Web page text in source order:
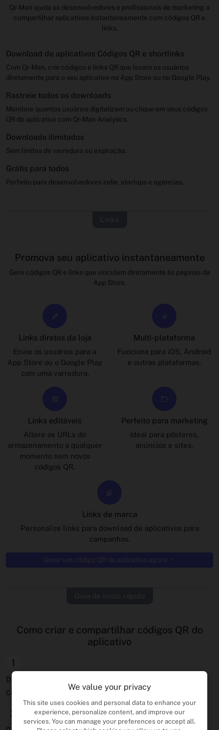
Qr-Man ajuda os desenvolvedores e profissionais de marketing a
compartilhar aplicativos instantaneamente com códigos QR e
links.
Download de aplicativos Códigos QR e shortlinks
Com Qr-Man, crie códigos e links QR que levam os usuários
diretamente para o seu aplicativo na App Store ou no Google Play.
Rastreie todos os downloads
Monitore quantos usuários digitalizam ou clique em seus códigos
QR do aplicativo com Qr-Man Analytics.
Downloads ilimitados
Sem limites de varredura ou expiração.
Grátis para todos
Perfeito para desenvolvedores indie, startups e agências.
Promova seu aplicativo instantaneamente
Gere códigos QR e links que vinculem diretamente às páginas da
App Store.
Links diretos da loja
Envie os usuários para a
App Store ou o Google Play
com uma varredura.
Multi-plataforma
Funciona para iOS, Android
e outras plataformas.
Links editáveis
Altere os URLs do
armazenamento a qualquer
momento sem novos
códigos QR.
Perfeito para marketing
Ideal para pôsteres,
anúncios e sites.
Links de marca
Personalize links para download de aplicativos para
campanhas.
Gerar um código QR do aplicativo agora
Como criar e compartilhar códigos QR do
aplicativo
1
Digite URL do aplicativo
Cole sua loja de aplicativos ou link do Google Play.
2
We value your privacy
This site uses cookies and personal data to enhance your
experience, personalize content, and improve our
services. You can manage your preferences or accept all.